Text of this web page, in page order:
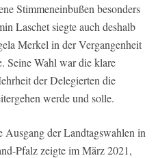
Stimmeneinbußen besonders
Laschet siegte auch deshalb
Merkel in der Vergangenheit
Seine Wahl war die klare
der Delegierten die
werde und solle.
der Landtagswahlen in
Pfalz zeigte im März 2021,